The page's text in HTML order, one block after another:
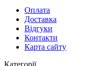
Оплата
Доставка
Відгуки
Контакти
Карта сайту
Категорії